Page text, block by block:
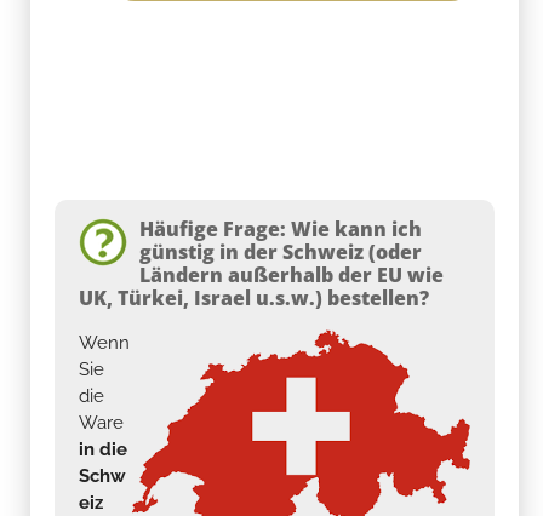
Häufige Frage: Wie kann ich
günstig in der Schweiz (oder
Ländern außerhalb der EU wie
UK, Türkei, Israel u.s.w.) bestellen?
Wenn
Sie
die
Ware
in die
Schw
eiz